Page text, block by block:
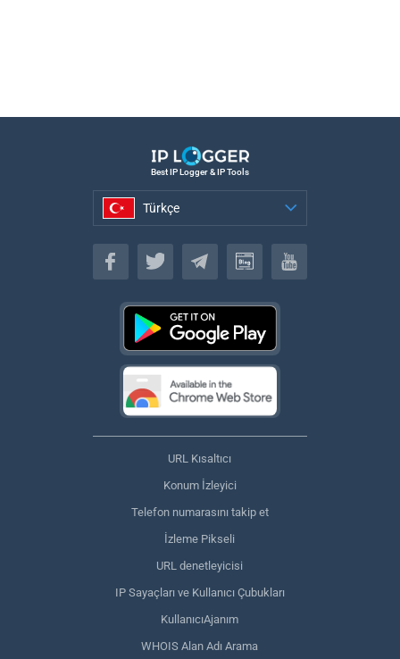
Best IP Logger & IP Tools
Türkçe
Türkçe
URL Kısaltıcı
Konum İzleyici
Telefon numarasını takip et
İzleme Pikseli
URL denetleyicisi
IP Sayaçları ve Kullanıcı Çubukları
KullanıcıAjanım
WHOIS Alan Adı Arama